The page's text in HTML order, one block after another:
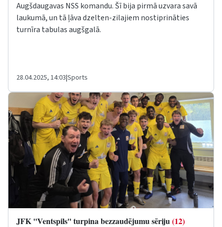
Augšdaugavas NSS komandu. Šī bija pirmā uzvara savā
laukumā, un tā ļāva dzelten-zilajiem nostiprināties
turnīra tabulas augšgalā.
28.04.2025, 14:03|Sports
JFK ''Ventspils'' turpina bezzaudējumu sēriju(12)